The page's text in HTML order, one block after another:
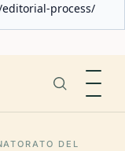
process/
DEL